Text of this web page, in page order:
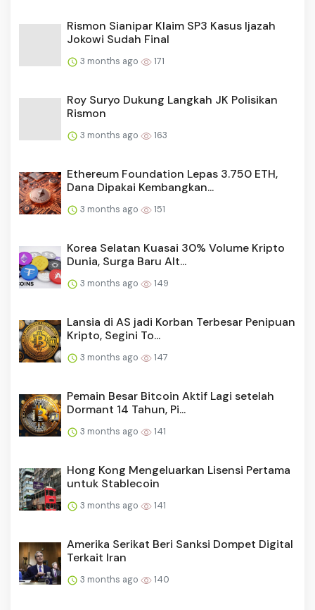
Rismon Sianipar Klaim SP3 Kasus Ijazah
Jokowi Sudah Final
3 months ago 171
Roy Suryo Dukung Langkah JK Polisikan
Rismon
3 months ago 163
Ethereum Foundation Lepas 3.750 ETH,
Dana Dipakai Kembangkan...
3 months ago 151
Korea Selatan Kuasai 30% Volume Kripto
Dunia, Surga Baru Alt...
3 months ago 149
Lansia di AS jadi Korban Terbesar Penipuan
Kripto, Segini To...
3 months ago 147
Pemain Besar Bitcoin Aktif Lagi setelah
Dormant 14 Tahun, Pi...
3 months ago 141
Hong Kong Mengeluarkan Lisensi Pertama
untuk Stablecoin
3 months ago 141
Amerika Serikat Beri Sanksi Dompet Digital
Terkait Iran
3 months ago 140